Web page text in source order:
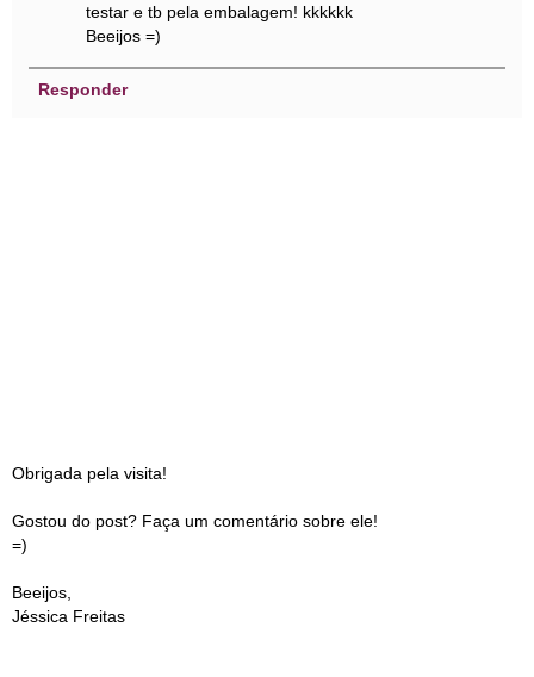
testar e tb pela embalagem! kkkkkk
Beeijos =)
Responder
Obrigada pela visita!
Gostou do post? Faça um comentário sobre ele!
=)
Beeijos,
Jéssica Freitas